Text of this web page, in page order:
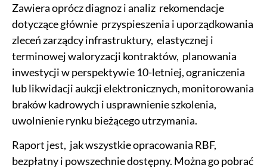
Zawiera oprócz diagnoz i analiz rekomendacje
dotyczące głównie przyspieszenia i uporządkowania
zleceń zarządcy infrastruktury, elastycznej i
terminowej waloryzacji kontraktów, planowania
inwestycji w perspektywie 10-letniej, ograniczenia
lub likwidacji aukcji elektronicznych, monitorowania
braków kadrowych i usprawnienie szkolenia,
uwolnienie rynku bieżącego utrzymania.
Raport jest, jak wszystkie opracowania RBF,
bezpłatny i powszechnie dostępny. Można go pobrać